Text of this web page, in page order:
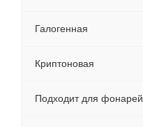
Галогенная
Криптоновая
Подходит для фонарей